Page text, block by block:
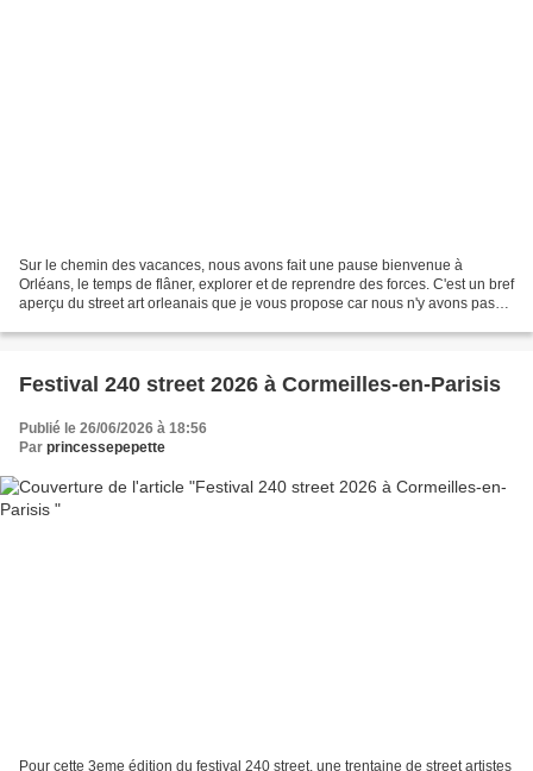
Sur le chemin des vacances, nous avons fait une pause bienvenue à
Orléans, le temps de flâner, explorer et de reprendre des forces. C'est un bref
aperçu du street art orleanais que je vous propose car nous n'y avons passé
Festival 240 street 2026 à Cormeilles-en-Parisis
Publié le 26/06/2026 à 18:56
Par princessepepette
Pour cette 3eme édition du festival 240 street, une trentaine de street artistes